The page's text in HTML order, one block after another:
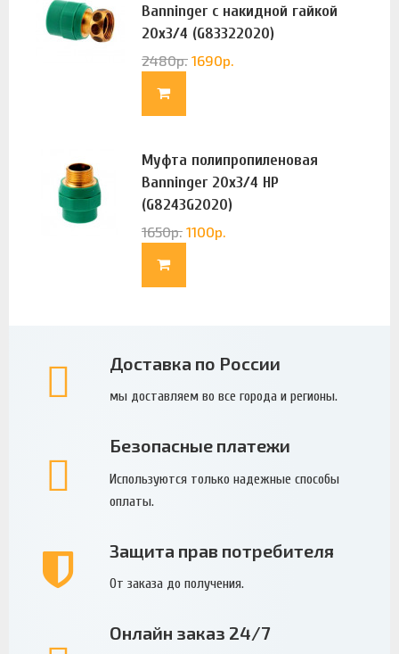
Banninger с накидной гайкой
20х3/4 (G83322020)
2480р. 1690р.
Муфта полипропиленовая
Banninger 20х3/4 НР
(G8243G2020)
1650р. 1100р.
Доставка по России
мы доставляем во все города и регионы.
Безопасные платежи
Используются только надежные способы
оплаты.
Защита прав потребителя
От заказа до получения.
Онлайн заказ 24/7